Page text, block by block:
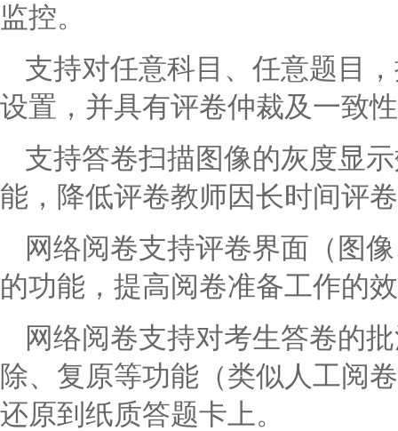
监控。
支持对任意科目、任意题目
设置，并具有评卷仲裁及一致
支持答卷扫描图像的灰度显
能，降低评卷教师因长时间评
网络阅卷支持评卷界面（图
的功能，提高阅卷准备工作的
网络阅卷支持对考生答卷的
除、复原等功能（类似人工阅
还原到纸质答题卡上。